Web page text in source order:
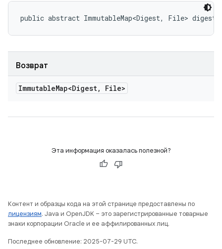
public abstract ImmutableMap<Digest, File>
Возврат
ImmutableMap<Digest, File>
Эта информация оказалась полезной?
Контент и образцы кода на этой странице предоставлены по
лицензиям. Java и OpenJDK – это зарегистрированные товарные
знаки корпорации Oracle и ее аффилированных лиц.
Последнее обновление: 2025-07-29 UTC.